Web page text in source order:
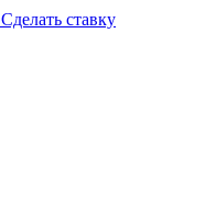
Сделать ставку